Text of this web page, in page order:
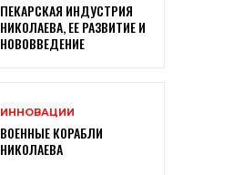
ПЕКАРСКАЯ ИНДУСТРИЯ
НИКОЛАЕВА, ЕЕ РАЗВИТИЕ И
НОВОВВЕДЕНИЕ
ИННОВАЦИИ
ВОЕННЫЕ КОРАБЛИ
НИКОЛАЕВА